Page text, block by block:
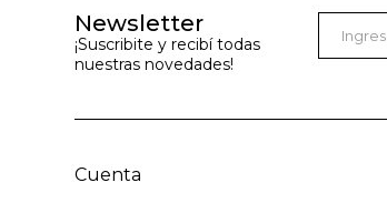
Newsletter
¡Suscribite y recibí todas
nuestras novedades!
Cuenta